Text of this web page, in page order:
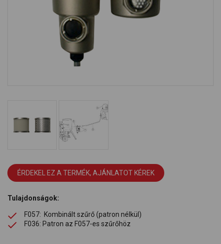
ÉRDEKEL EZ A TERMÉK, AJÁNLATOT KÉREK
Tulajdonságok:
F057: Kombinált szűrő (patron nélkül)
F036: Patron az F057-es szűrőhöz